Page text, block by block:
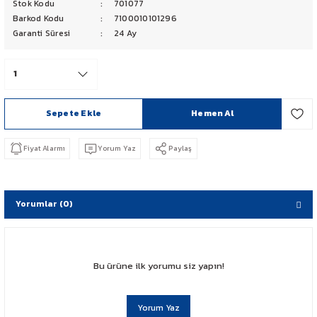
PCX 125-150
CBR 250
CRF 250 RALLY
NX 500
Stok Kodu
701077
Barkod Kodu
7100010101296
Garanti Süresi
24 Ay
Sepete Ekle Hemen Al
Fiyat Alarmı Yorum Yaz Paylaş
Yorumlar (0)
Bu ürüne ilk yorumu siz yapın!
Yorum Yaz